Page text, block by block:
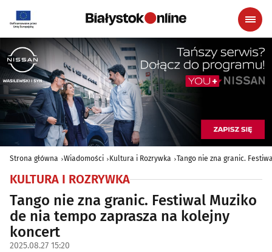
Strona główna Wiadomości Kultura i Rozrywka Tango nie zna granic.
KULTURA I ROZRYWKA
Tango nie zna granic. Festiwal Muziko
de nia tempo zaprasza na kolejny
koncert
2025.08.27 15:20